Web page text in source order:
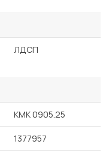
ЛДСП
КМК 0905.25
1377957